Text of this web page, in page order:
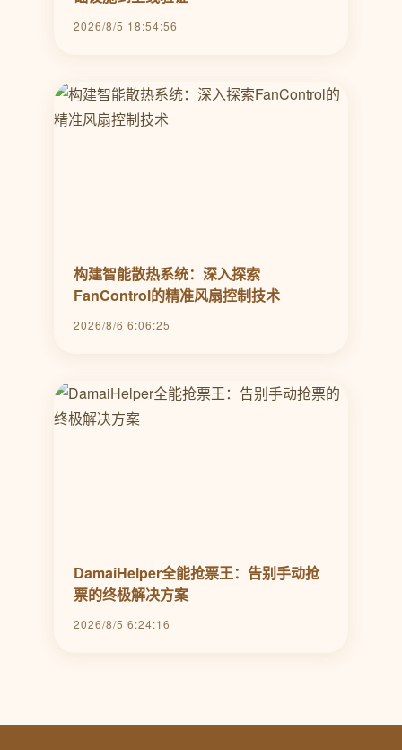
2026/8/5 18:54:56
构建智能散热系统：深入探索
FanControl的精准风扇控制技术
2026/8/6 6:06:25
DamaiHelper全能抢票王：告别手动抢
票的终极解决方案
2026/8/5 6:24:16